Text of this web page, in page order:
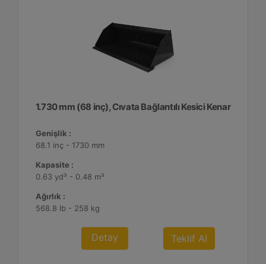
1.730 mm (68 inç), Cıvata Bağlantılı Kesici Kenar
Genişlik :
68.1 inç - 1730 mm
Kapasite :
0.63 yd³ - 0.48 m³
Ağırlık :
568.8 lb - 258 kg
Detay Teklif Al